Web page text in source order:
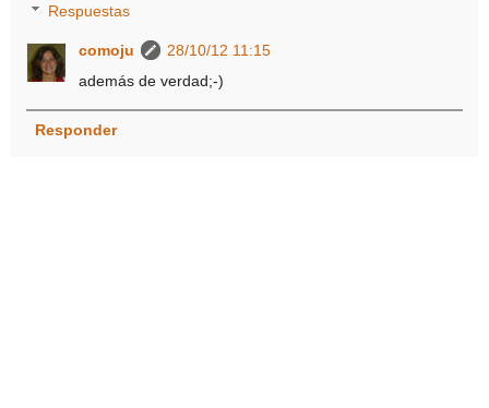
Respuestas
comoju
28/10/12 11:15
además de verdad;-)
Responder